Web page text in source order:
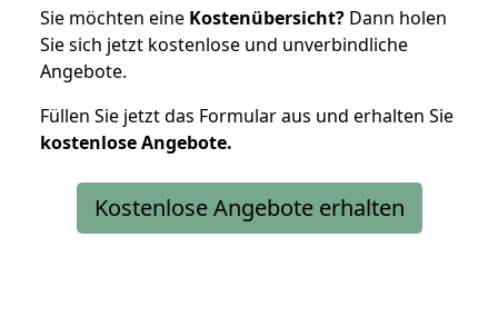
Sie möchten eine Kostenübersicht? Dann holen
Sie sich jetzt kostenlose und unverbindliche
Angebote.
Füllen Sie jetzt das Formular aus und erhalten Sie
kostenloseAngebote.
Kostenlose Angebote erhalten